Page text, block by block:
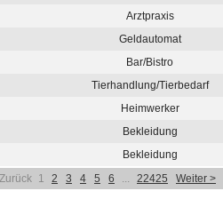
Arztpraxis
Geldautomat
Bar/Bistro
Tierhandlung/Tierbedarf
Heimwerker
Bekleidung
Bekleidung
1 2 3 4 5 6 ... 22425 Weiter >